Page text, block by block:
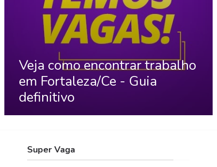
Veja como encontrar trabalho
em Fortaleza/Ce - Guia
definitivo
Super Vaga